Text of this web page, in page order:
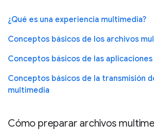
¿Qué es una experiencia multimedia?
Conceptos básicos de los archivos
Conceptos básicos de las
Conceptos básicos de la transmisión
multimedia
Cómo preparar archivos